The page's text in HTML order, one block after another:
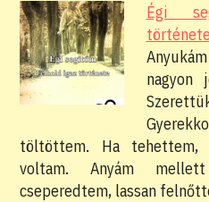
Égi
nagyon
töltöttem. Ha tehettem,
voltam. Anyám
cseperedtem, lassan